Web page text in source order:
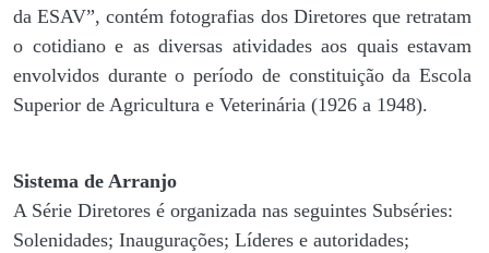
da ESAV”, contém fotografias dos Diretores que retratam
o cotidiano e as diversas atividades aos quais estavam
envolvidos durante o período de constituição da Escola
Superior de Agricultura e Veterinária (1926 a 1948).
Sistema de Arranjo
A Série Diretores é organizada nas seguintes Subséries:
Solenidades; Inaugurações; Líderes e autoridades;